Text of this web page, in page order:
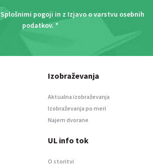
Splošnimi pogoji in z Izjavo o varstvu osebnih
podatkov. *
Izobraževanja
Aktualna izobraževanja
Izobraževanja po meri
Najem dvorane
UL info tok
O storitvi